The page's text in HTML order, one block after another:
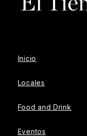
Inicio
Locales
Food and Drink
Eventos